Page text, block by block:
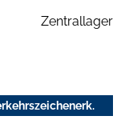
Zentrallager